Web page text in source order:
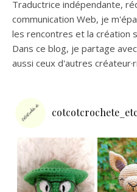
Traductrice indépendante,
communication Web, je
les rencontres et la création
Dans ce blog, je partage
aussi ceux d'autres
cotcotcrochete_etc